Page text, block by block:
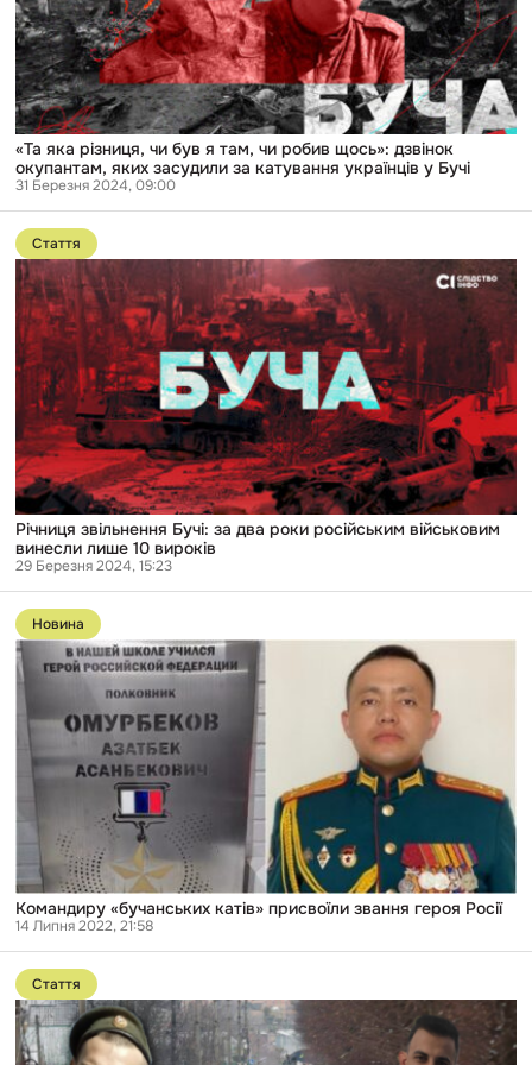
там,
чи
робив
щось»:
дзвінок
окупантам,
яких
засудили
за
катування
українців
у
Бучі
«Та яка різниця, чи був я там, чи робив щось»: дзвінок
окупантам, яких засудили за катування українців у Бучі
31 Березня 2024, 09:00
Перейти
до
публікації
Річниця
звільнення
Бучі:
два
роки
російським
військовим
винесли
лише
10
вироків
Стаття
Річниця звільнення Бучі: за два роки російським військовим
винесли лише 10 вироків
29 Березня 2024, 15:23
Перейти
до
публікації
Командиру
«бучанських
катів»
присвоїли
звання
героя
Росії
Новина
Командиру «бучанських катів» присвоїли звання героя Росії
14 Липня 2022, 21:58
Перейти
до
публікації
Двоє
«бучанських
катів»
Стаття